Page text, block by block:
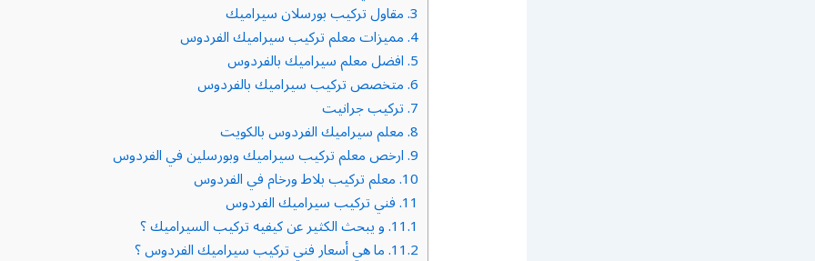
3. مقاول تركيب بورسلان سيراميك
4. مميزات معلم تركيب سيراميك الفردوس
5. افضل معلم سيراميك بالفردوس
6. متخصص تركيب سيراميك بالفردوس
7. تركيب جرانيت
8. معلم سيراميك الفردوس بالكويت
9. ارخص معلم تركيب سيراميك وبورسلين في الفردوس
10. معلم تركيب بلاط ورخام في الفردوس
11. فني تركيب سيراميك الفردوس
11.1. و يبحث الكثير عن كيفيه تركيب السيراميك ؟
11.2. ما هي أسعار فني تركيب سيراميك الفردوس ؟